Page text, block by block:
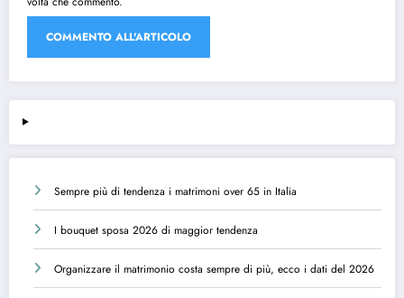
Sempre più di tendenza i matrimoni over 65 in Italia
I bouquet sposa 2026 di maggior tendenza
Organizzare il matrimonio costa sempre di più, ecco i dati del 2026